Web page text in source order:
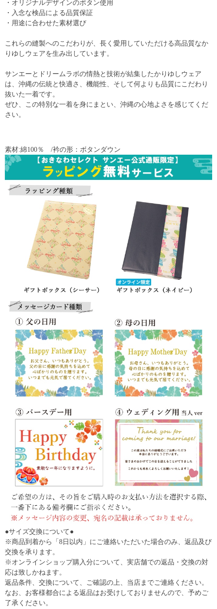
・オリジナルデザインのボタン使用
・入念な検品による品質保証
・用途に合わせた素材選び
これらの縫製へのこだわりが、長く愛用していただける高品質なか
りゆしウェアを生み出しています。
サンエーとドリームラボの情熱と技術が結集したかりゆしウェア
は、沖縄の伝統と快適さ、機能性、そして何よりも品質にこだわり
抜いた一着です。
ぜひ、この特別な一着を身にまとい、沖縄の心地よさを感じてくだ
さい。
素材:綿100％ /衿の形：ボタンダウン
●サイズ交換について●
※商品到着から「8日以内」にご連絡いただいた場合のみ、返品及び
交換を承ります。
※オンラインショップ購入分について、実店舗での返品・交換の対
応は致しかねます。
返品条件、交換について、ご確認の上、当店までご連絡ください。
なお、お客様都合による返品はお受けしておりませんので、予めご
了承ください。